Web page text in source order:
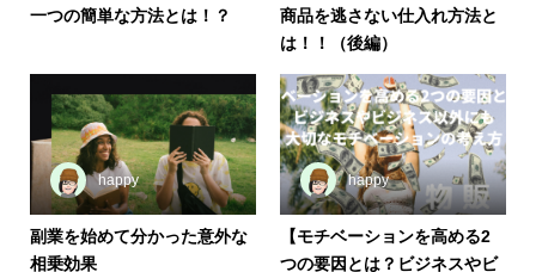
一つの簡単な方法とは！？
商品を逃さない仕入れ方法と
は！！（後編）
happy
副業を始めて分かった意外な
相乗効果
happy
【モチベーションを高める2
つの要因とは？ビジネスやビ